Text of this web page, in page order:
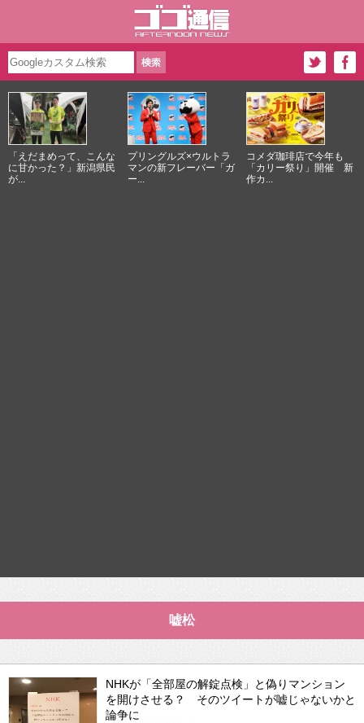
「えだまめって、こんな
に甘かった？」新潟県民
が...
プリングルズ×ウルトラ
マンの新フレーバー「ガ
ー...
コメダ珈琲店で今年も
「カリー祭り」開催 新
作カ...
嘘松
NHKが「全部屋の解錠点検」と偽りマンション
を開けさせる？ そのツイートが嘘じゃないかと
論争に